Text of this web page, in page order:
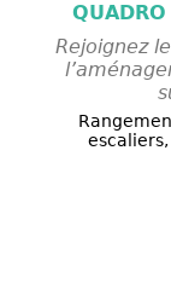
Rejoignez